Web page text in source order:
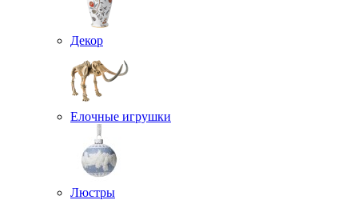
Декор
Елочные игрушки
Люстры